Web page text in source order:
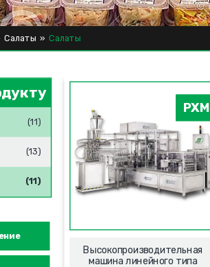
Салаты »Салаты
(11)
(13)
(11)
PXM
Высокопроизводительная
машина линейного типа